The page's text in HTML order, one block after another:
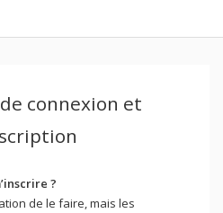
connexion et
?
de le faire, mais les